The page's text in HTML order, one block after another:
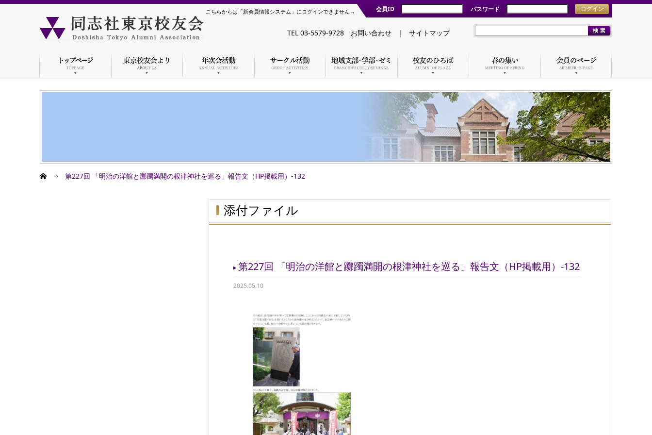
こちらからは「新会員情報システム」にログインできません→ 会員ID パスワード ログイン
TEL 03-5579-9728 お問い合わせ | サイトマップ
第227回 「明治の洋館と躑躅満開の根津神社を巡る」報告文（HP掲載用）-132
添付ファイル
第227回 「明治の洋館と躑躅満開の根津神社を巡る」報告文（HP掲載用）-132
2025.05.10